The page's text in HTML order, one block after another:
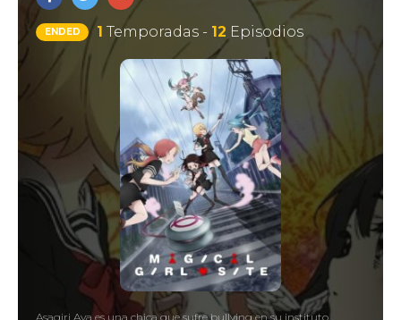
ENDED 1 Temporadas - 12 Episodios
Asagiri Aya es una chica que sufre bullying en su instituto.